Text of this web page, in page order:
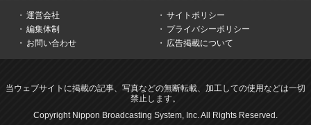
運営会社
サイトポリシー
編集体制
プライバシーポリシー
お問い合わせ
広告掲載について
当ウェブサイトに掲載の記事、写真などの無断転載、加工しての使用などは一切
禁止します。
Copyright Nippon Broadcasting System, Inc. All Rights Reserved.